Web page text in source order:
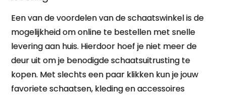
Een van de voordelen van de schaatswinkel is de
mogelijkheid om online te bestellen met snelle
levering aan huis. Hierdoor hoef je niet meer de
deur uit om je benodigde schaatsuitrusting te
kopen. Met slechts een paar klikken kun je jouw
favoriete schaatsen, kleding en accessoires